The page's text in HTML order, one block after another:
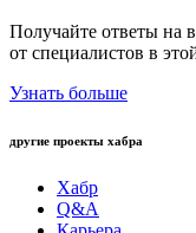
Получайте ответы на
от специалистов в
Узнать больше
другие проекты хабра
Хабр
Q&A